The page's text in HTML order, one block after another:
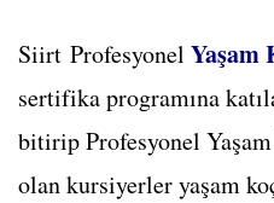
Siirt Profesyonel Yaşam
sertifika programına
bitirip Profesyonel
olan kursiyerler yaşam